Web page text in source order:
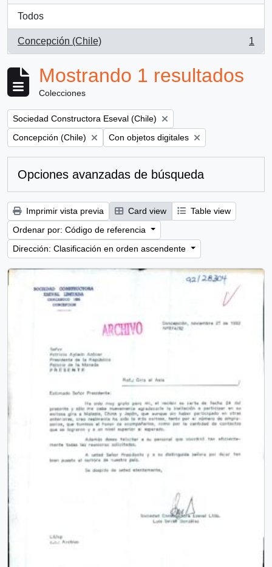
Todos
Concepción (Chile)
, 1 resultados
1
Mostrando 1 resultados
Colecciones
Remove filter:
Sociedad Constructora Eseval (Chile)
Remove filter:
Concepción (Chile) Remove filter:
Con objetos digitales
Opciones avanzadas de búsqueda
Imprimir vista previa Card view
Table view
Ordenar por: Código de referencia
Dirección: Clasificación en orden ascendente